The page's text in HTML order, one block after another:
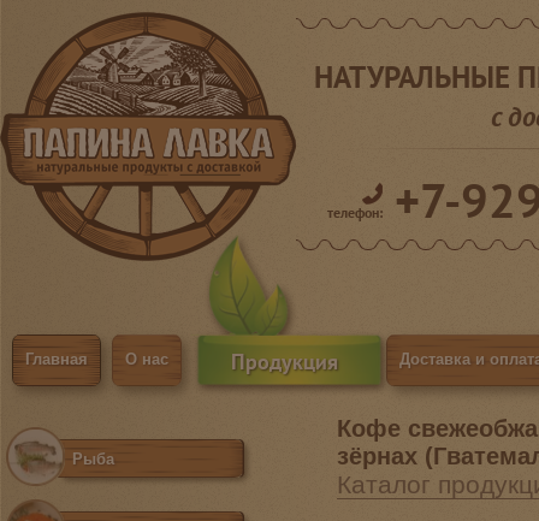
Главная О нас Продукция Доставка и
НАТУРАЛЬНЫЕ
с
телефон: +7-
Кофе
зёрнах
Каталог
Рыба